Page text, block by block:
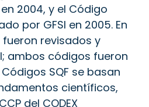
2004, y el Código
por GFSI en 2005. En
revisados y
ambos códigos fueron
SQF se basan
científicos,
del CODEX